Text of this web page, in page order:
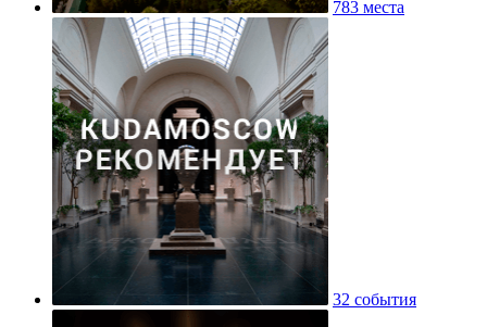
783 места
32 события